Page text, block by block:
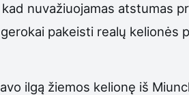
nuvažiuojamas atstumas
pakeisti realų kelionės
ilgą žiemos kelionę iš